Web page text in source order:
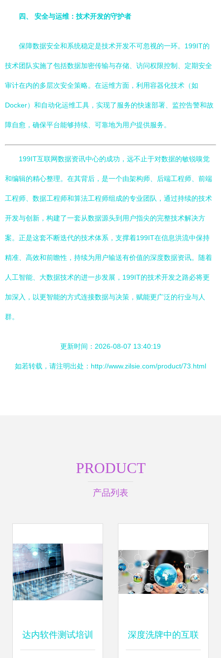
四、 安全与运维：技术开发的守护者
保障数据安全和系统稳定是技术开发不可忽视的一环。199IT的
技术团队实施了包括数据加密传输与存储、访问权限控制、定期安全
审计在内的多层次安全策略。在运维方面，利用容器化技术（如
Docker）和自动化运维工具，实现了服务的快速部署、监控告警和故
障自愈，确保平台能够持续、可靠地为用户提供服务。
199IT互联网数据资讯中心的成功，远不止于对数据的敏锐嗅觉
和编辑的精心整理。在其背后，是一个由架构师、后端工程师、前端
工程师、数据工程师和算法工程师组成的专业团队，通过持续的技术
开发与创新，构建了一套从数据源头到用户指尖的完整技术解决方
案。正是这套不断迭代的技术体系，支撑着199IT在信息洪流中保持
精准、高效和前瞻性，持续为用户输送有价值的深度数据资讯。随着
人工智能、大数据技术的进一步发展，199IT的技术开发之路必将更
加深入，以更智能的方式连接数据与决策，赋能更广泛的行业与人
群。
更新时间：2026-08-07 13:40:19
如若转载，请注明出处：http://www.zilsie.com/product/73.html
PRODUCT
产品列表
达内软件测试培训 深度洗牌中的互联